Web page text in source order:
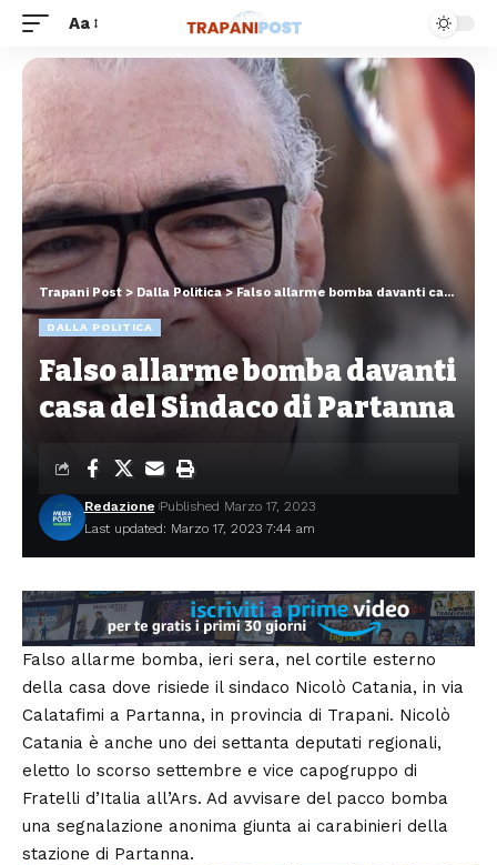
Aa
Trapani Post > Dalla Politica>Falso allarme bomba davanti casa del Sindaco di Partanna
DALLA POLITICA
Falso allarme bomba davanti
casa del Sindaco di Partanna
Last updated: Marzo 17, 2023 7:44 am
Redazione Published Marzo 17, 2023
Falso allarme bomba, ieri sera, nel cortile esterno
della casa dove risiede il sindaco Nicolò Catania, in via
Calatafimi a Partanna, in provincia di Trapani. Nicolò
Catania è anche uno dei settanta deputati regionali,
eletto lo scorso settembre e vice capogruppo di
Fratelli d’Italia all’Ars. Ad avvisare del pacco bomba
una segnalazione anonima giunta ai carabinieri della
stazione di Partanna.